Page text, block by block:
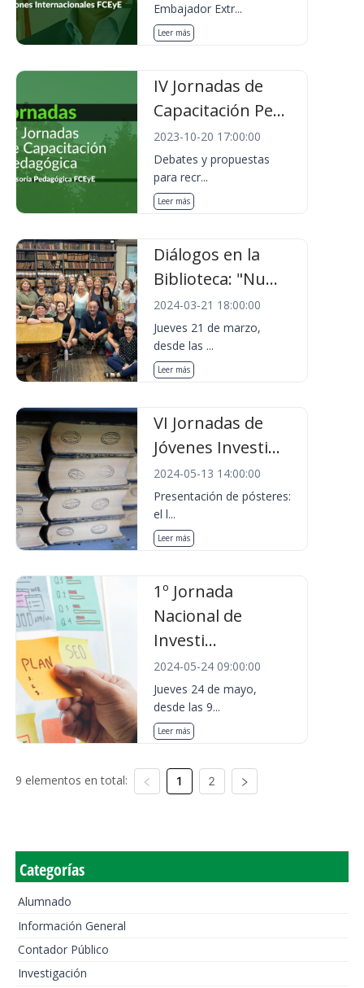
Embajador Extr...
Leer más
IV Jornadas de
Capacitación Pe...
2023-10-20 17:00:00
Debates y propuestas
para recr...
Leer más
Diálogos en la
Biblioteca: "Nu...
2024-03-21 18:00:00
Jueves 21 de marzo,
desde las ...
Leer más
VI Jornadas de
Jóvenes Investi...
2024-05-13 14:00:00
Presentación de pósteres:
el l...
Leer más
1º Jornada
Nacional de
Investi...
2024-05-24 09:00:00
Jueves 24 de mayo,
desde las 9...
Leer más
9 elementos en total: 1 2
Categorías
Alumnado
Información General
Contador Público
Investigación